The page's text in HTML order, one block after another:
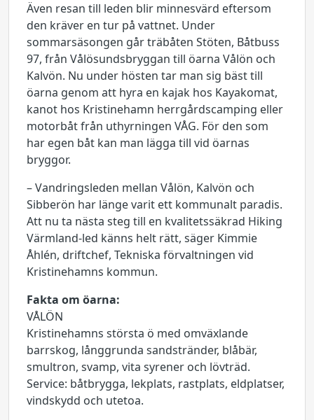
Även resan till leden blir minnesvärd eftersom
den kräver en tur på vattnet. Under
sommarsäsongen går träbåten Stöten, Båtbuss
97, från Vålösundsbryggan till öarna Vålön och
Kalvön. Nu under hösten tar man sig bäst till
öarna genom att hyra en kajak hos Kayakomat,
kanot hos Kristinehamn herrgårdscamping eller
motorbåt från uthyrningen VÅG. För den som
har egen båt kan man lägga till vid öarnas
bryggor.
– Vandringsleden mellan Vålön, Kalvön och
Sibberön har länge varit ett kommunalt paradis.
Att nu ta nästa steg till en kvalitetssäkrad Hiking
Värmland-led känns helt rätt, säger Kimmie
Åhlén, driftchef, Tekniska förvaltningen vid
Kristinehamns kommun.
Fakta om öarna:
VÅLÖN
Kristinehamns största ö med omväxlande
barrskog, långgrunda sandstränder, blåbär,
smultron, svamp, vita syrener och lövträd.
Service: båtbrygga, lekplats, rastplats, eldplatser,
vindskydd och utetoa.